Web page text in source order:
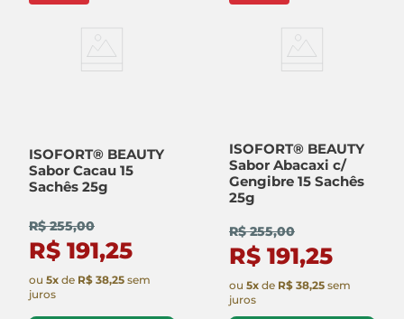
ISOFORT® BEAUTY
Sabor Cacau 15
Sachês 25g
R$ 255,00
R$ 191,25
ou 5x de R$ 38,25 sem
juros
ISOFORT® BEAUTY
Sabor Abacaxi c/
Gengibre 15 Sachês
25g
R$ 255,00
R$ 191,25
ou 5x de R$ 38,25 sem
juros